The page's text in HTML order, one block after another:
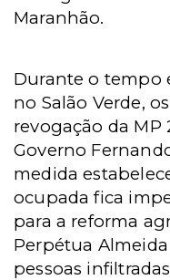
Maranhão.
Durante o tempo
no Salão Verde,
revogação da MP
Governo
medida
ocupada fica
para a reforma
Perpétua Almeida
pessoas